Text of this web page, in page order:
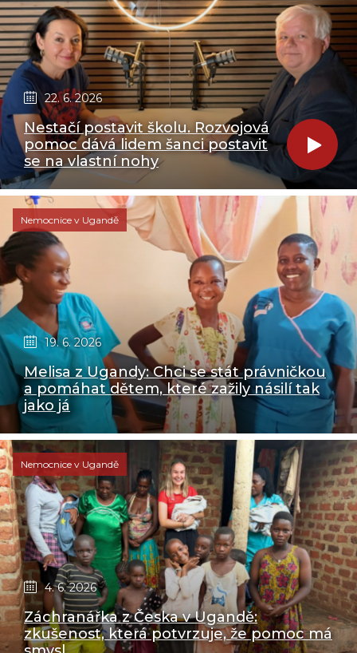
22. 6. 2026
Nestačí postavit školu. Rozvojová
pomoc dává lidem šanci postavit
se na vlastní nohy
Nemocnice v Ugandě
19. 6. 2026
Melisa z Ugandy: Chci se stát právničkou
a pomáhat dětem, které zažily násilí tak
jako já
Nemocnice v Ugandě
4. 6. 2026
Záchranářka z Česka v Ugandě:
zkušenost, která potvrzuje, že pomoc má